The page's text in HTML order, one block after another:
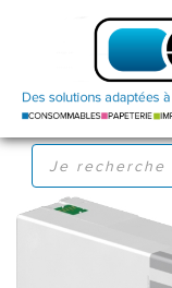
RECHERCHE
PRODUITS